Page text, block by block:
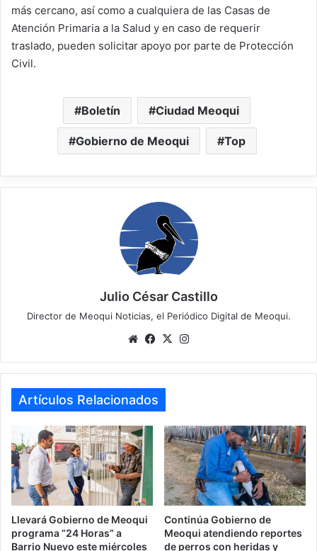
más cercano, así como a cualquiera de las Casas de
Atención Primaria a la Salud y en caso de requerir
traslado, pueden solicitar apoyo por parte de Protección
Civil.
Boletín Ciudad Meoqui
Gobierno de Meoqui Top
Julio César Castillo
Director de Meoqui Noticias, el Periódico Digital de Meoqui.
We
te
Fa
bo
ok
X
ra
Artículos Relacionados
Llevará Gobierno de Meoqui
programa “24 Horas” a
Barrio Nuevo este miércoles
Continúa Gobierno de
Meoqui atendiendo reportes
de perros con heridas y